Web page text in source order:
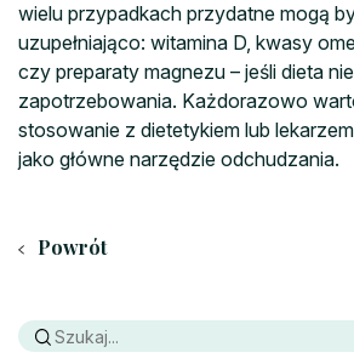
wielu przypadkach przydatne mogą
uzupełniająco: witamina D, kwasy
czy preparaty magnezu – jeśli dieta
zapotrzebowania. Każdorazowo
stosowanie z dietetykiem lub
jako główne narzędzie odchudzania.
Powrót